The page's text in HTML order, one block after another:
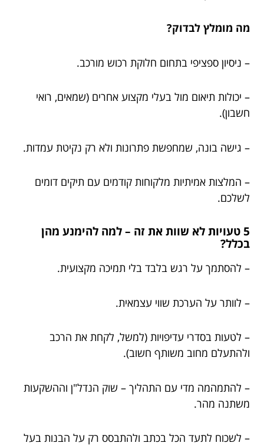
מה מומלץ לבדוק?
– ניסיון ספציפי בתחום חלוקת רכוש מורכב.
– יכולות תיאום מול בעלי מקצוע אחרים (שמאים, רואי
חשבון).
– גישה בונה, שמחפשת פתרונות ולא רק נקיטת עמדות.
– המלצות אמיתיות מלקוחות קודמים עם תיקים דומים
לשלכם.
5 טעויות לא שוות את זה – למה להימנע מהן
בכלל?
– להסתמך על רגש בלבד בלי תמיכה מקצועית.
– לוותר על הערכת שווי עצמאית.
– לטעות בסדרי עדיפויות (למשל, לקחת את הרכב
ולהתעלם מחוב משותף חשוב).
– להתמהמה מדי עם התהליך – שוק הנדל"ן וההשקעות
משתנה מהר.
– לשכוח לתעד הכל בכתב ולהתבסס רק על הבנות בעל